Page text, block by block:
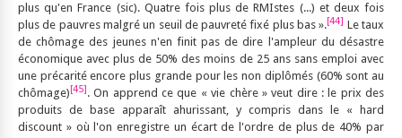
plus qu'en France (sic). Quatre fois plus de RMIstes (...) et deux fois
plus de pauvres malgré un seuil de pauvreté fixé plus bas ».[44] Le taux
de chômage des jeunes n'en finit pas de dire l'ampleur du désastre
économique avec plus de 50% des moins de 25 ans sans emploi avec
une précarité encore plus grande pour les non diplômés (60% sont au
chômage)[45]. On apprend ce que « vie chère » veut dire : le prix des
produits de base apparaît ahurissant, y compris dans le « hard
discount » où l'on enregistre un écart de l'ordre de plus de 40% par